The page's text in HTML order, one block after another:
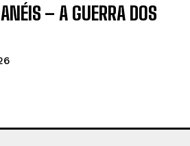
– A GUERRA DOS